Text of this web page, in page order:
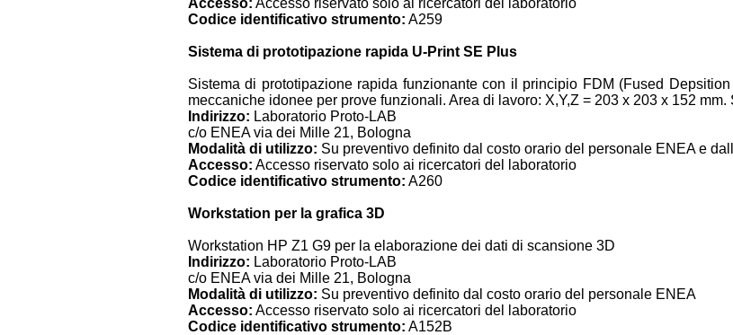
Accesso: Accesso riservato solo ai ricercatori del laboratorio
Codice identificativo strumento: A259
Sistema di prototipazione rapida U-Print SE Plus
Sistema di prototipazione rapida funzionante con il principio FDM (Fused
meccaniche idonee per prove funzionali. Area di lavoro: X,Y,Z = 203 x 203 x 152
Indirizzo: Laboratorio Proto-LAB
c/o ENEA via dei Mille 21, Bologna
Modalità di utilizzo: Su preventivo definito dal costo orario del personale ENEA e
Accesso: Accesso riservato solo ai ricercatori del laboratorio
Codice identificativo strumento: A260
Workstation per la grafica 3D
Workstation HP Z1 G9 per la elaborazione dei dati di scansione 3D
Indirizzo: Laboratorio Proto-LAB
c/o ENEA via dei Mille 21, Bologna
Modalità di utilizzo: Su preventivo definito dal costo orario del personale ENEA
Accesso: Accesso riservato solo ai ricercatori del laboratorio
Codice identificativo strumento: A152B